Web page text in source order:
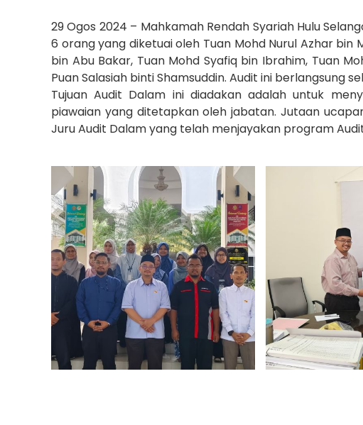
29 Ogos 2024 – Mahkamah Rendah Syariah Hulu
6 orang yang diketuai oleh Tuan Mohd Nurul Azhar bin
bin Abu Bakar, Tuan Mohd Syafiq bin Ibrahim, Tuan
Puan Salasiah binti Shamsuddin. Audit ini berlangsung
Tujuan Audit Dalam ini diadakan adalah untuk
piawaian yang ditetapkan oleh jabatan. Jutaan
Juru Audit Dalam yang telah menjayakan program